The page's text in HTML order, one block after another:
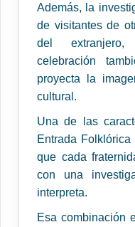
Además, la
de visitantes de
del
celebración
proyecta la
cultural.
Una de las
Entrada
que cada
con una
interpreta.
Esa combinación